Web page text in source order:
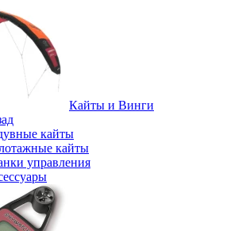
Кайты и Винги
кайты
кайты
управления